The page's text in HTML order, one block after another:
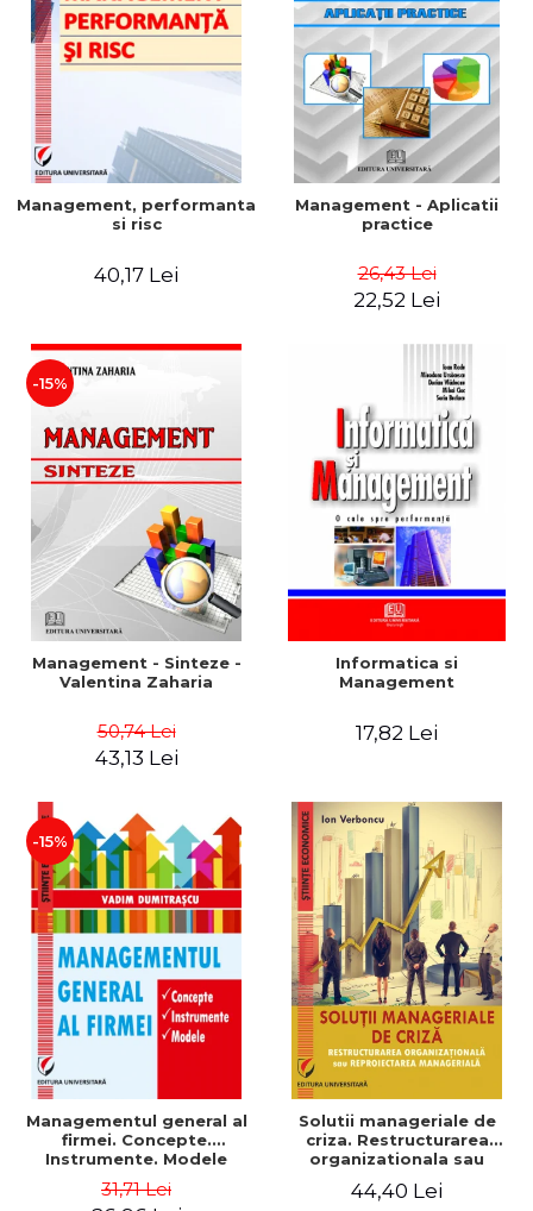
Management, performanta
si risc
40,17 Lei
Management - Aplicatii
practice
26,43 Lei
22,52 Lei
-15%
Management - Sinteze -
Valentina Zaharia
50,74 Lei
43,13 Lei
Informatica si
Management
17,82 Lei
-15%
Managementul general al
firmei. Concepte.
Instrumente. Modele
31,71 Lei
Solutii manageriale de
criza. Restructurarea
organizationala sau
44,40 Lei